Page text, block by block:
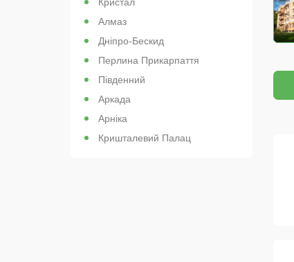
Алмаз
Дніпро-Бескид
Перлина Прикарпаття
Південний
Аркада
Арніка
Кришталевий Палац